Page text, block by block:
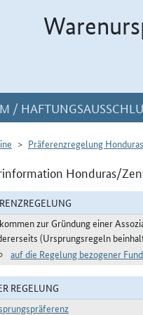
/
Präferenzregelung Honduras
Honduras/
zur Gründung einer
(Ursprungsregeln
auf die Regelung bezogener
REGELUNG